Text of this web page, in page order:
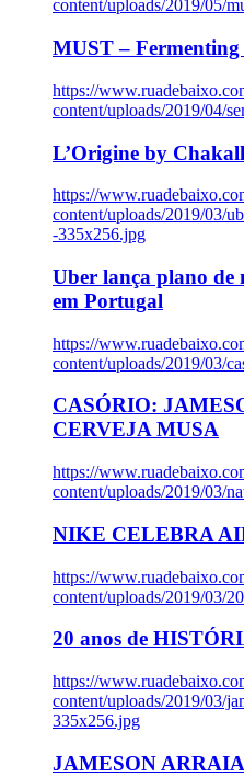
content/uploads/2019/05/
MUST – Fermenting
https://
content/uploads/2019/04/
L’Origine by Chakall
https://
content/uploads/2019/03/
-335x256.jpg
Uber lança plano de
em Portugal
https://
content/uploads/2019/03/
CASÓRIO:
CERVEJA MUSA
https://
content/uploads/2019/03/
NIKE CELEBRA
https://
content/uploads/2019/03/
20 anos de
https://
content/uploads/2019/03/
335x256.jpg
JAMESON